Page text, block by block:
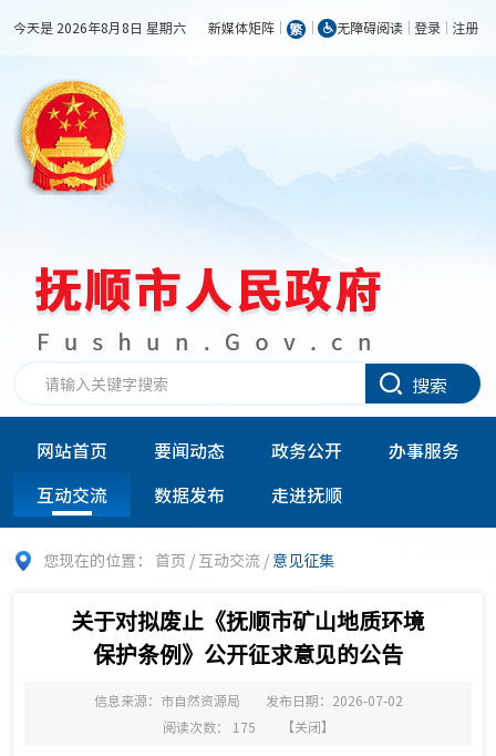
今天是 2026年8月8日 星期六 新媒体矩阵 无障碍阅读 登录 注册
搜索
网站首页 要闻动态 政务公开
办事服务
互动交流
数据发布 走进抚顺
您现在的位置： 首页 / 互动交流 / 意见征集
关于对拟废止《抚顺市矿山地质环境
保护条例》公开征求意见的公告
信息来源：市自然资源局
发布日期：2026-07-02
阅读次数： 175 【关闭】